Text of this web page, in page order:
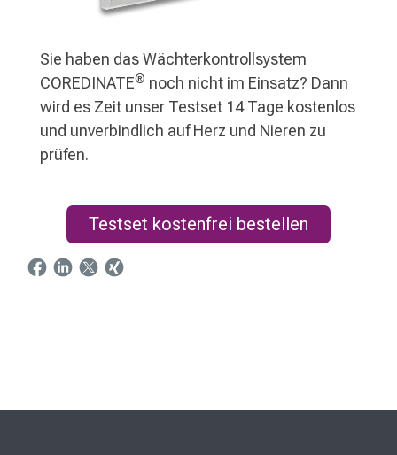
Sie haben das Wächterkontrollsystem
COREDINATE® noch nicht im Einsatz? Dann
wird es Zeit unser Testset 14 Tage kostenlos
und unverbindlich auf Herz und Nieren zu
prüfen.
Testset kostenfrei bestellen